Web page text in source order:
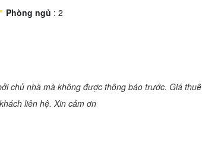
Phòng ngủ : 2
chủ nhà mà không được thông báo trước. Giá thuê
liên hệ. Xin cảm ơn